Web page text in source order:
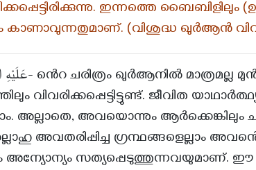
ഇന്നത്തെ ബൈബിളിലും
കാണാവുന്നതുമാണ്. (വിശുദ്ധ ഖുർആൻ
വിവരിക്കപ്പെട്ടിട്ടുണ്ട്. ജീവിത
അല്ലാതെ, അവയൊന്നും ആർക്കെങ്കിലും
അവതരിപ്പിച്ച ഗ്രന്ഥങ്ങളെല്ലാം
അന്യോന്യം സത്യപ്പെടുത്തുന്നവയുമാണ്. ഈ